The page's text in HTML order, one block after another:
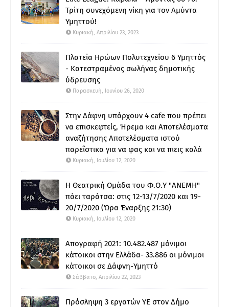
Τρίτη συνεχόμενη νίκη για τον Αμύντα
Υμηττού!
Κυριακή, Απριλίου 23, 2023
Πλατεία Ηρώων Πολυτεχνείου 6 Υμηττός
- Κατεστραμένος σωλήνας δημοτικής
ύδρευσης
Παρασκευή, Ιουνίου 26, 2020
Στην Δάφνη υπάρχουν 4 cafe που πρέπει
να επισκεφτείς, Ήρεμα και Αποτελέσματα
αναζήτησης Αποτελέσματα ιστού
παρεΐστικα για να φας και να πιεις καλά
Κυριακή, Ιουλίου 12, 2020
Η Θεατρική Ομάδα του Φ.Ο.Υ "ΑΝΕΜΗ"
πάει ταράτσα: στις 12-13/7/2020 και 19-
20/7/2020 (Ώρα Έναρξης 21:30)
Κυριακή, Ιουλίου 12, 2020
Απογραφή 2021: 10.482.487 μόνιμοι
κάτοικοι στην Ελλάδα- 33.886 οι μόνιμοι
κάτοικοι σε Δάφνη-Υμηττό
Σάββατο, Απριλίου 22, 2023
Πρόσληψη 3 εργατών ΥΕ στον Δήμο